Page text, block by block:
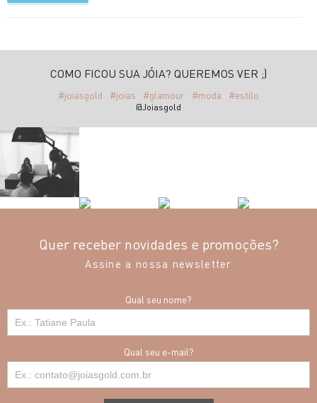
COMO FICOU SUA JÓIA? QUEREMOS VER ;)
#joiasgold #joias #glamour #moda #estilo
@Joiasgold
Quer receber novidades e promoções?
Assine a nossa newsletter
Qual seu nome?
Qual seu e-mail?